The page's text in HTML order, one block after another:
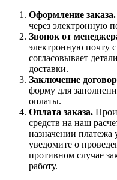
Оформление заказа.
через электронную
Звонок от
электронную почту
согласовывает
доставки.
Заключение
форму для
оплаты.
Оплата заказа.
средств на наш
назначении платежа
уведомите о
противном случае
работу.